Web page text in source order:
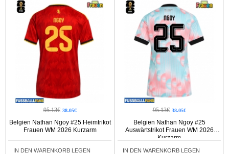
95.13€ 38.05€
Belgien Nathan Ngoy #25 Heimtrikot
Frauen WM 2026 Kurzarm
IN DEN WARENKORB LEGEN
95.13€ 38.05€
Belgien Nathan Ngoy #25
Auswärtstrikot Frauen WM 2026
Kurzarm
IN DEN WARENKORB LEGEN